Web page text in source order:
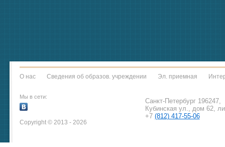
О нас Сведения об образов. учреждении Эл. приемная
Мы в сети:
Copyright © 2013 - 2026
Санкт-Петербург 196247,
Кубинская ул., дом 62,
+7 (812) 417-55-06